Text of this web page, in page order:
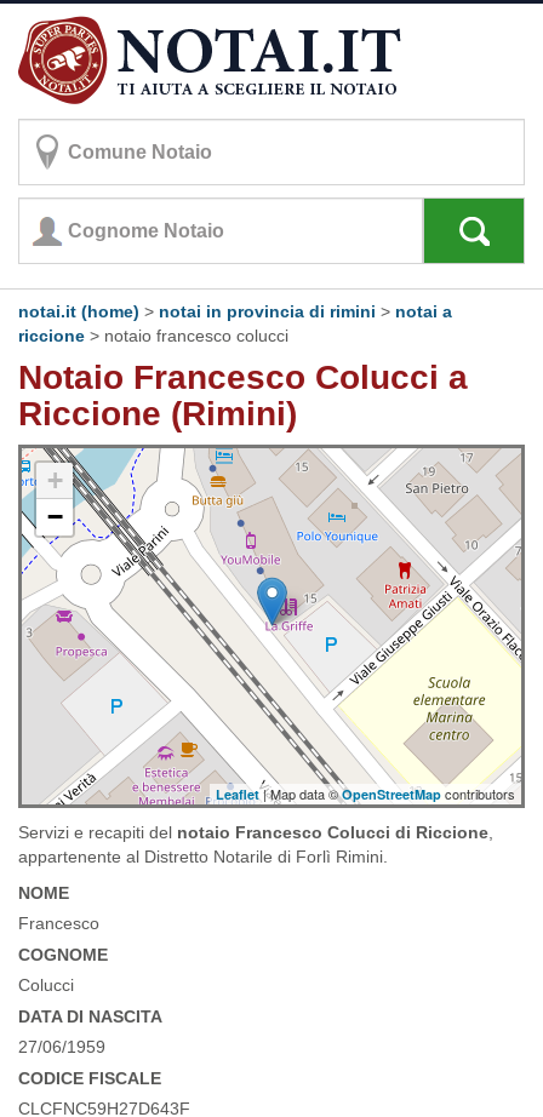
notai.it (home) > notai in provincia di rimini > notai a
riccione > notaio francesco colucci
Notaio Francesco Colucci a
Riccione (Rimini)
+
−
Leaflet| Map data ©OpenStreetMap contributors
Servizi e recapiti del notaio Francesco Colucci di Riccione
appartenente al Distretto Notarile di Forlì Rimini.
NOME
Francesco
COGNOME
Colucci
DATA DI NASCITA
27/06/1959
CODICE FISCALE
CLCFNC59H27D643F